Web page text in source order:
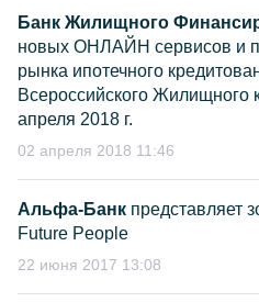
Банк Жилищного
новых ОНЛАЙН сервисов и
рынка ипотечного
Всероссийского Жилищного
апреля 2018 г.
02 апреля 2018 11:46
Альфа-Банк представляет
Future People
22 июня 2017 13:08